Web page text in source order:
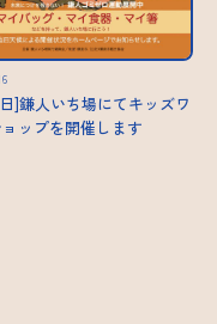
]鎌人いち場にてキッズワ
ップを開催します